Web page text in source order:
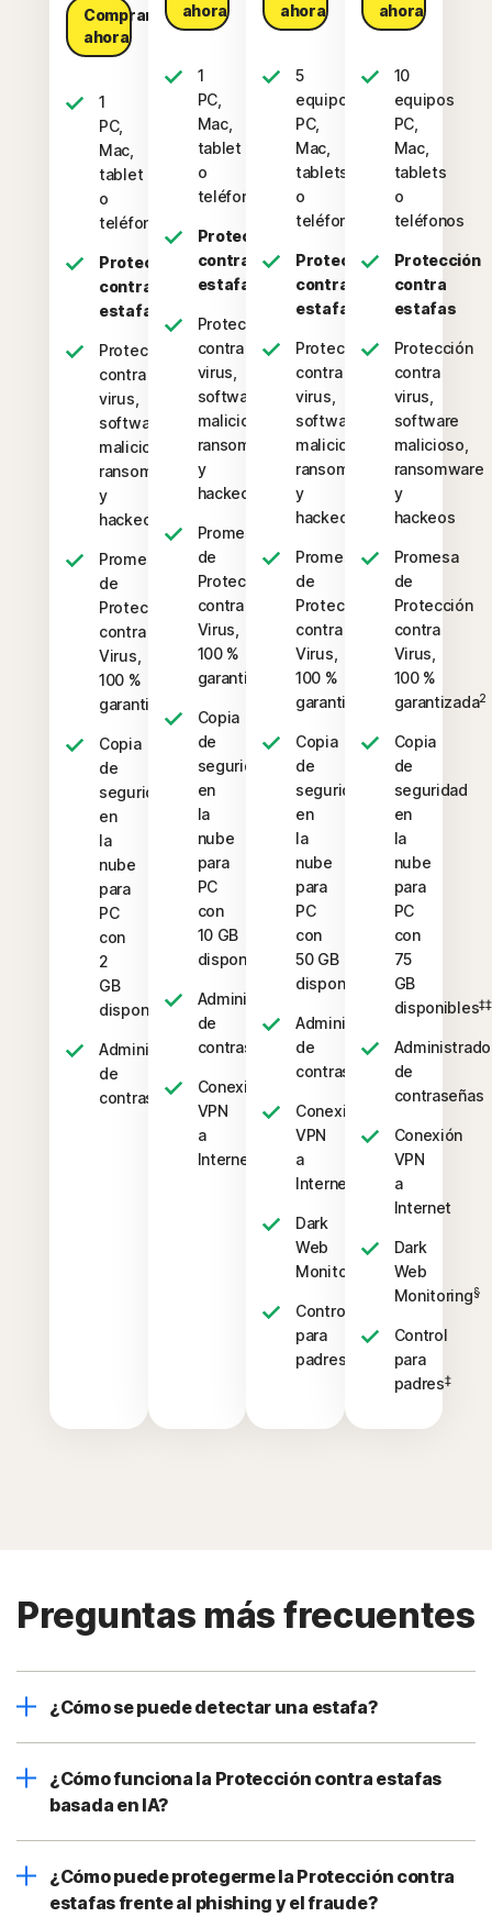
Comprar
ahora
1
PC,
Mac,
tablet
o
teléfono
Protección
contra
estafas
Protección
contra
virus,
software
malicioso,
ransomware
y
hackeos
Promesa
de
Protección
contra
Virus,
100 %
garantizada
Copia
de
seguridad
en
la
nube
para
PC
con
2
GB
disponibles
‡‡,4
Administrador
de
contraseñas
ahora
1
PC,
Mac,
tablet
o
teléfono
Protección
contra
estafas
Protección
contra
virus,
software
malicioso,
ransomware
y
hackeos
Promesa
de
Protección
contra
Virus,
100 %
garantizada
Copia
de
seguridad
en
la
nube
para
PC
con
10 GB
disponibles
‡‡,4
Administrador
de
contraseñas
Conexión
VPN
a
Internet
ahora
5
equipos
PC,
Mac,
tablets
o
teléfonos
Protección
contra
estafas
Protección
contra
virus,
software
malicioso,
ransomware
y
hackeos
Promesa
de
Protección
contra
Virus,
100 %
garantizada
Copia
de
seguridad
en
la
nube
para
PC
con
50 GB
disponibles
‡‡,4
Administrador
de
contraseñas
Conexión
VPN
a
Internet
Dark
Web
Monitoring
Control
para
padres
ahora
10
equipos
PC,
Mac,
tablets
o
teléfonos
Protección
contra
estafas
Protección
contra
virus,
software
malicioso,
ransomware
y
hackeos
Promesa
de
Protección
contra
Virus,
100 %
garantizada2
Copia
de
seguridad
en
la
nube
para
PC
con
75
GB
disponibles
de
contraseñas
Conexión
VPN
a
Internet
Dark
Web
Monitoring§
Control
para
padres‡
Preguntas más frecuentes
¿Cómo se puede detectar una estafa?
¿Cómo funciona la Protección contra estafas
basada en IA?
¿Cómo puede protegerme la Protección contra
estafas frente al phishing y el fraude?